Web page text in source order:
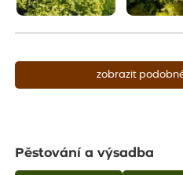
zobrazit
Pěstování a výsadba